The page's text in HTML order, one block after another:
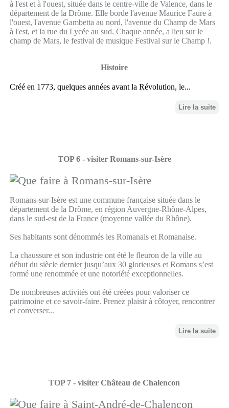
à l'est et à l'ouest, située dans le centre-ville de Valence, dans le
département de la Drôme. Elle borde l'avenue Maurice Faure à
l'ouest, l'avenue Gambetta au nord, l'avenue du Champ de Mars
à l'est, et la rue du Lycée au sud. Chaque année, a lieu sur le
champ de Mars, le festival de musique Festival sur le Champ !.
Histoire
Créé en 1773, quelques années avant la Révolution, le...
Lire la suite
TOP 6 - visiter Romans-sur-Isère
Romans-sur-Isère est une commune française située dans le
département de la Drôme, en région Auvergne-Rhône-Alpes,
dans le sud-est de la France (moyenne vallée du Rhône).
Ses habitants sont dénommés les Romanais et Romanaise.
La chaussure et son industrie ont été le fleuron de la ville au
début du siècle dernier jusqu’aux 30 glorieuses et Romans s’est
formé une renommée et une notoriété exceptionnelles.
De nombreuses activités ont été créées pour valoriser ce
patrimoine et ce savoir-faire. Prenez plaisir à côtoyer, rencontrer
et converser...
Lire la suite
TOP 7 - visiter Château de Chalencon